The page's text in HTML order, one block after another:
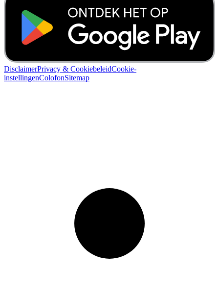
DisclaimerPrivacy & CookiebeleidCookie-
instellingenColofonSitemap